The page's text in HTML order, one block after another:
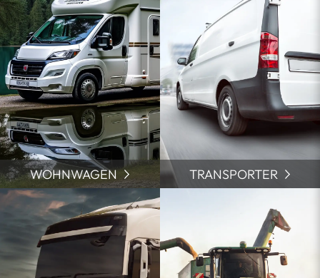
WOHNWAGEN TRANSPORTER